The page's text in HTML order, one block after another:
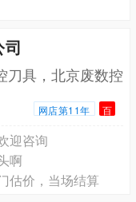
刀具，北京废数控
网店第11年 百
迎咨询
啊
估价，当场结算